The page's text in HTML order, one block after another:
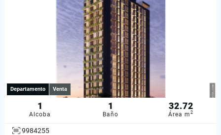
Departamento Venta
1
Alcoba
1
Baño
32.72
Área m2
9984255